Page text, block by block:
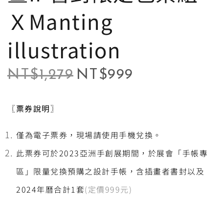
ＸManting
illustration
NT$1,279 NT$999
〖票券說明〗
僅為電子票券，現場請使用手機兌換。
此票券可於2023亞洲手創展期間，於展會「手帳專
區」限量兌換預購之設計手帳，含插畫者書封以及
2024年曆合計1套(定價999元)